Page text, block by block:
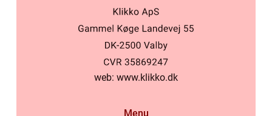
web: www.klikko.dk
Menu